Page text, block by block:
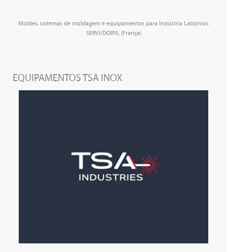
Moldes, sistemas de moldagem e equipamentos para Indústria Laticinios
SERVI/DORYL (França)
EQUIPAMENTOS TSA INOX